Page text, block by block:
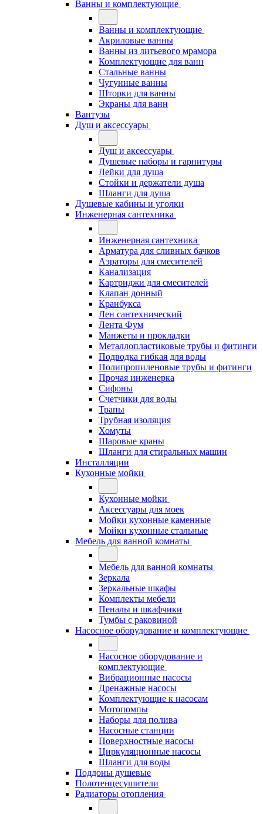
Ванны и комплектующие
Ванны и комплектующие
Акриловые ванны
Ванны из литьевого мрамора
Комплектующие для ванн
Стальные ванны
Чугунные ванны
Шторки для ванны
Экраны для ванн
Вантузы
Душ и аксессуары
Душ и аксессуары
Душевые наборы и гарнитуры
Лейки для душа
Стойки и держатели душа
Шланги для душа
Душевые кабины и уголки
Инженерная сантехника
Инженерная сантехника
Арматура для сливных бачков
Аэраторы для смесителей
Канализация
Картриджи для смесителей
Клапан донный
Кранбукса
Лен сантехнический
Лента Фум
Манжеты и прокладки
Металлопластиковые трубы и фитинги
Подводка гибкая для воды
Полипропиленовые трубы и фитинги
Прочая инженерка
Сифоны
Счетчики для воды
Трапы
Трубная изоляция
Хомуты
Шаровые краны
Шланги для стиральных машин
Инсталляции
Кухонные мойки
Кухонные мойки
Аксессуары для моек
Мойки кухонные каменные
Мойки кухонные стальные
Мебель для ванной комнаты
Мебель для ванной комнаты
Зеркала
Зеркальные шкафы
Комплекты мебели
Пеналы и шкафчики
Тумбы с раковиной
Насосное оборудование и комплектующие
Насосное оборудование и
комплектующие
Вибрационные насосы
Дренажные насосы
Комплектующие к насосам
Мотопомпы
Наборы для полива
Насосные станции
Поверхностные насосы
Циркуляционные насосы
Шланги для воды
Поддоны душевые
Полотенцесушители
Радиаторы отопления